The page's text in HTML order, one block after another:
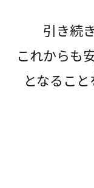
引き続
これからも
となるこ